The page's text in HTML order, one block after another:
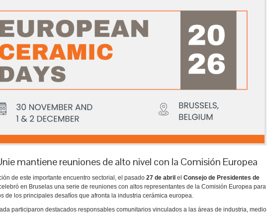
mantiene reuniones de alto nivel con la Comisión Europea
de este importante encuentro sectorial, el pasado 27 de abril el Consejo de Presidentes de
en Bruselas una serie de reuniones con altos representantes de la Comisión Europea para
de los principales desafíos que afronta la industria cerámica europea.
participaron destacados responsables comunitarios vinculados a las áreas de industria, medio